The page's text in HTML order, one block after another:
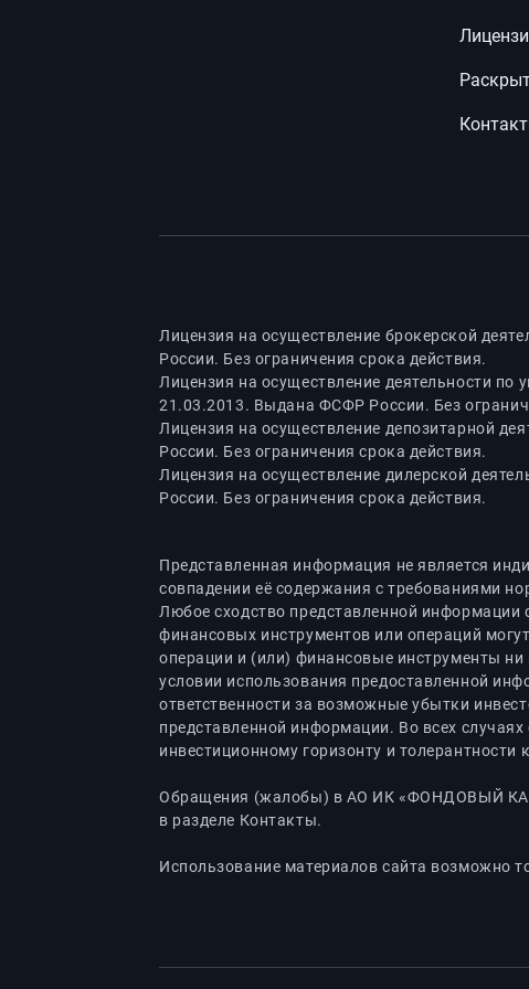
Лицензия на осуществление брокерской
России. Без ограничения срока действия.
Лицензия на осуществление деятельности
21.03.2013. Выдана ФСФР России. Без
Лицензия на осуществление депозитарной
России. Без ограничения срока действия.
Лицензия на осуществление дилерской
России. Без ограничения срока действия.
Представленная информация не является
совпадении её содержания с требованиями
Любое сходство представленной
финансовых инструментов или операций
операции и (или) финансовые инструменты
условии использования предоставленной
ответственности за возможные убытки
представленной информации. Во всех
инвестиционному горизонту и толерантности
Обращения (жалобы) в АО ИК «ФОНДОВЫЙ
в разделе Контакты.
Использование материалов сайта возможно